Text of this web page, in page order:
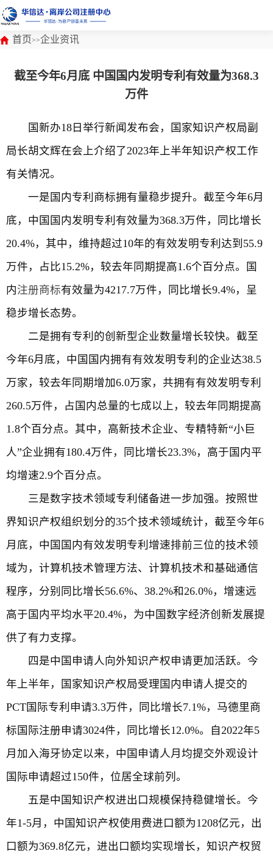
首页>>企业资讯
截至今年6月底 中国国内发明专利有效量为368.3
万件
国新办18日举行新闻发布会，国家知识产权局副
局长胡文辉在会上介绍了2023年上半年知识产权工作
有关情况。
一是国内专利商标拥有量稳步提升。截至今年6月
底，中国国内发明专利有效量为368.3万件，同比增长
20.4%，其中，维持超过10年的有效发明专利达到55.9
万件，占比15.2%，较去年同期提高1.6个百分点。国
内注册商标有效量为4217.7万件，同比增长9.4%，呈
稳步增长态势。
二是拥有专利的创新型企业数量增长较快。截至
今年6月底，中国国内拥有有效发明专利的企业达38.5
万家，较去年同期增加6.0万家，共拥有有效发明专利
260.5万件，占国内总量的七成以上，较去年同期提高
1.8个百分点。其中，高新技术企业、专精特新“小巨
人”企业拥有180.4万件，同比增长23.3%，高于国内平
均增速2.9个百分点。
三是数字技术领域专利储备进一步加强。按照世
界知识产权组织划分的35个技术领域统计，截至今年6
月底，中国国内有效发明专利增速排前三位的技术领
域为，计算机技术管理方法、计算机技术和基础通信
程序，分别同比增长56.6%、38.2%和26.0%，增速远
高于国内平均水平20.4%，为中国数字经济创新发展提
供了有力支撑。
四是中国申请人向外知识产权申请更加活跃。今
年上半年，国家知识产权局受理国内申请人提交的
PCT国际专利申请3.3万件，同比增长7.1%，马德里商
标国际注册申请3024件，同比增长12.0%。自2022年5
月加入海牙协定以来，中国申请人月均提交外观设计
国际申请超过150件，位居全球前列。
五是中国知识产权进出口规模保持稳健增长。今
年1-5月，中国知识产权使用费进口额为1208亿元，出
口额为369.8亿元，进出口额均实现增长，知识产权贸